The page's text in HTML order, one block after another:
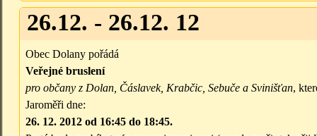
26.12. - 26.12. 12
Obec Dolany pořádá
Veřejné bruslení
pro občany z Dolan, Čáslavek, Krabčic, Sebuče a Svinišťan,
Jaroměři dne:
26. 12. 2012 od 16:45 do 18:45.